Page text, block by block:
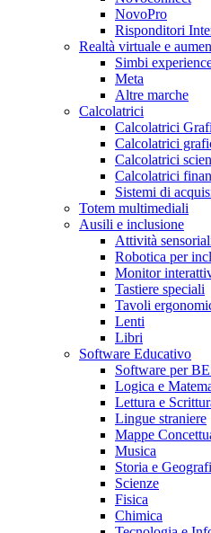
NovoPro
Risponditori
Realtà virtuale e
Simbi
Meta
Altre marche
Calcolatrici
Calcolatrici
Calcolatrici
Calcolatrici
Calcolatrici
Sistemi di
Totem multimediali
Ausili e inclusione
Attività
Robotica per
Monitor
Tastiere speciali
Tavoli
Lenti
Libri
Software Educativo
Software per
Logica e
Lettura e
Lingue straniere
Mappe
Musica
Storia e
Scienze
Fisica
Chimica